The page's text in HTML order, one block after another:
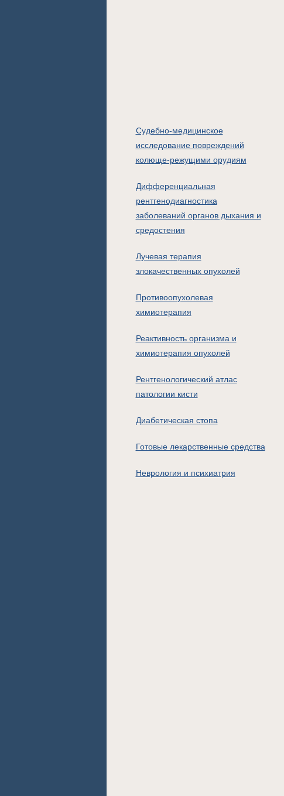
Судебно-медицинское
исследование повреждений
колюще-режущими орудиям
Дифференциальная
рентгенодиагностика
заболеваний органов дыхания и
средостения
Лучевая терапия
злокачественных опухолей
Противоопухолевая
химиотерапия
Реактивность организма и
химиотерапия опухолей
Рентгенологический атлас
патологии кисти
Диабетическая стопа
Готовые лекарственные средства
Неврология и психиатрия